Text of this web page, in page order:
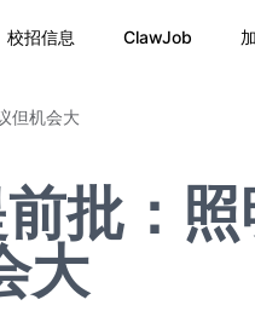
校招信息 ClawJob
但机会大
批：照
大